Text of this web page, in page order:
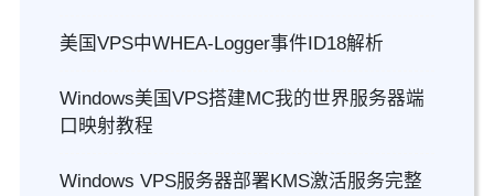
美国VPS中WHEA-Logger事件ID18解析
Windows美国VPS搭建MC我的世界服务器端
口映射教程
Windows VPS服务器部署KMS激活服务完整